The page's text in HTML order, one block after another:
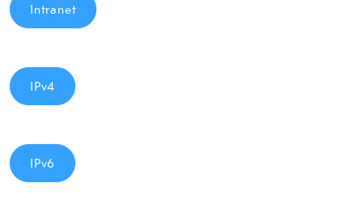
Intranet
IPv4
IPv6